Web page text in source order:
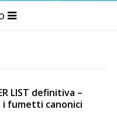
LIST definitiva –
fumetti canonici